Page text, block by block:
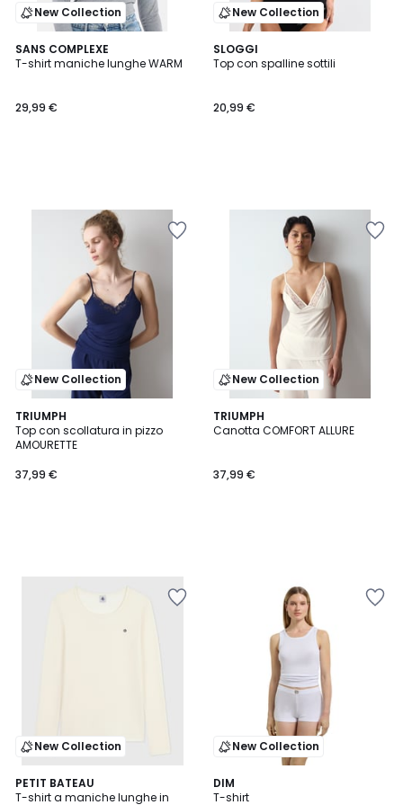
New Collection
SANS COMPLEXE
T-shirt maniche lunghe WARM
29,99 €
New Collection
SLOGGI
Top con spalline sottili
20,99 €
New Collection
TRIUMPH
Top con scollatura in pizzo
AMOURETTE
37,99 €
New Collection
TRIUMPH
Canotta COMFORT ALLURE
37,99 €
New Collection
PETIT BATEAU
T-shirt a maniche lunghe in
New Collection
DIM
T-shirt
2